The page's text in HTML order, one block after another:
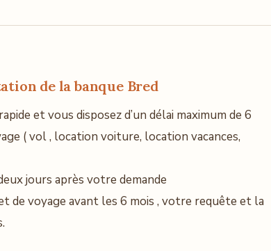
de la banque Bred
et vous disposez d’un délai maximum de 6
( vol , location voiture, location vacances,
jours après votre demande
de voyage avant les 6 mois , votre requête et la